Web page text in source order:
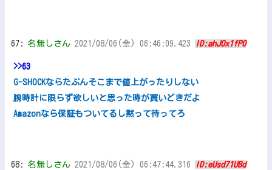
67: 名無しさん 2021/08/06(金) 06:46:09.423 ID:ahJOx1fP0
>>63
G-SHOCKならたぶんそこまで値上がったりしない
腕時計に限らず欲しいと思った時が買いどきだよ
Amazonなら保証もついてるし黙って待ってろ
68: 名無しさん 2021/08/06(金) 06:47:44.316 ID:eUsd71UBd